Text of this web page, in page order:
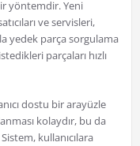
yöntemdir. Yeni
ve servisleri,
yedek parça sorgulama
parçaları hızlı
dostu bir arayüzle
kolaydır, bu da
kullanıcılara